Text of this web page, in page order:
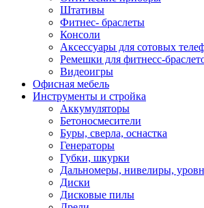
Штативы
Фитнес- браслеты
Консоли
Аксессуары для сотовых
Ремешки для фитнесс-
Видеоигры
Офисная мебель
Инструменты и стройка
Аккумуляторы
Бетоносмесители
Буры, сверла, оснастка
Генераторы
Губки, шкурки
Дальномеры, нивелиры,
Диски
Дисковые пилы